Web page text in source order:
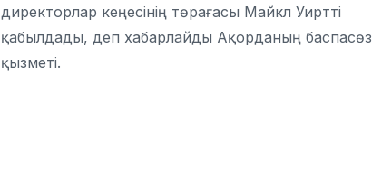
директорлар кеңесінің төрағасы Майкл Уиртті
қабылдады, деп хабарлайды Ақорданың баспасөз
қызметі.